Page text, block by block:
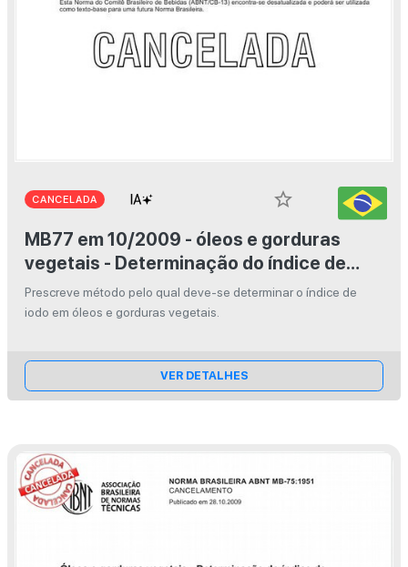
CANCELADA
star_border
MB77 em 10/2009 - óleos e gorduras
vegetais - Determinação do índice de
iodo
Prescreve método pelo qual deve-se determinar o índice de
iodo em óleos e gorduras vegetais.
VER DETALHES